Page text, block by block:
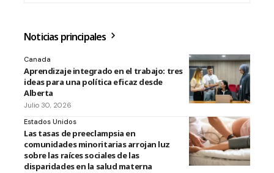
Noticias principales
Canada
Aprendizaje integrado en el trabajo: tres
ideas para una política eficaz desde
Alberta
Julio 30, 2026
Estados Unidos
Las tasas de preeclampsia en
comunidades minoritarias arrojan luz
sobre las raíces sociales de las
disparidades en la salud materna